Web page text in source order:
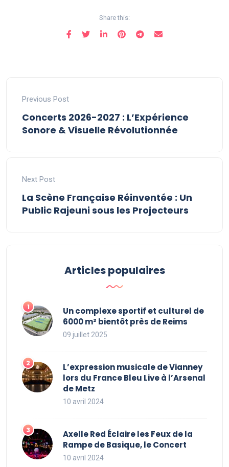
Share this:
Previous Post
Concerts 2026-2027 : L’Expérience
Sonore & Visuelle Révolutionnée
Next Post
La Scène Française Réinventée : Un
Public Rajeuni sous les Projecteurs
Articles populaires
Un complexe sportif et culturel de
6000 m² bientôt près de Reims
09 juillet 2025
L’expression musicale de Vianney
lors du France Bleu Live à l’Arsenal
de Metz
10 avril 2024
Axelle Red Éclaire les Feux de la
Rampe de Basique, le Concert
10 avril 2024